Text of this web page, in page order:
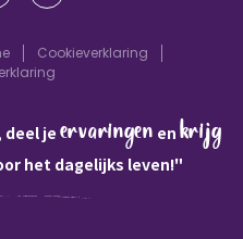
Cookieverklaring
deel je ervaringen en krijg
het dagelijks leven!"